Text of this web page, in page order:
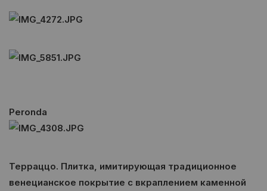
Peronda
Терраццо. Плитка, имитирующая традиционное
венецианское покрытие с вкраплением каменной